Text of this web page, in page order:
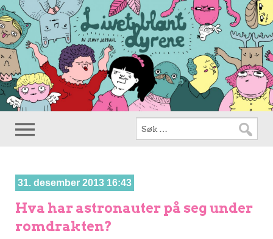
31. desember 2013 16:43
Hva har astronauter på seg under
romdrakten?